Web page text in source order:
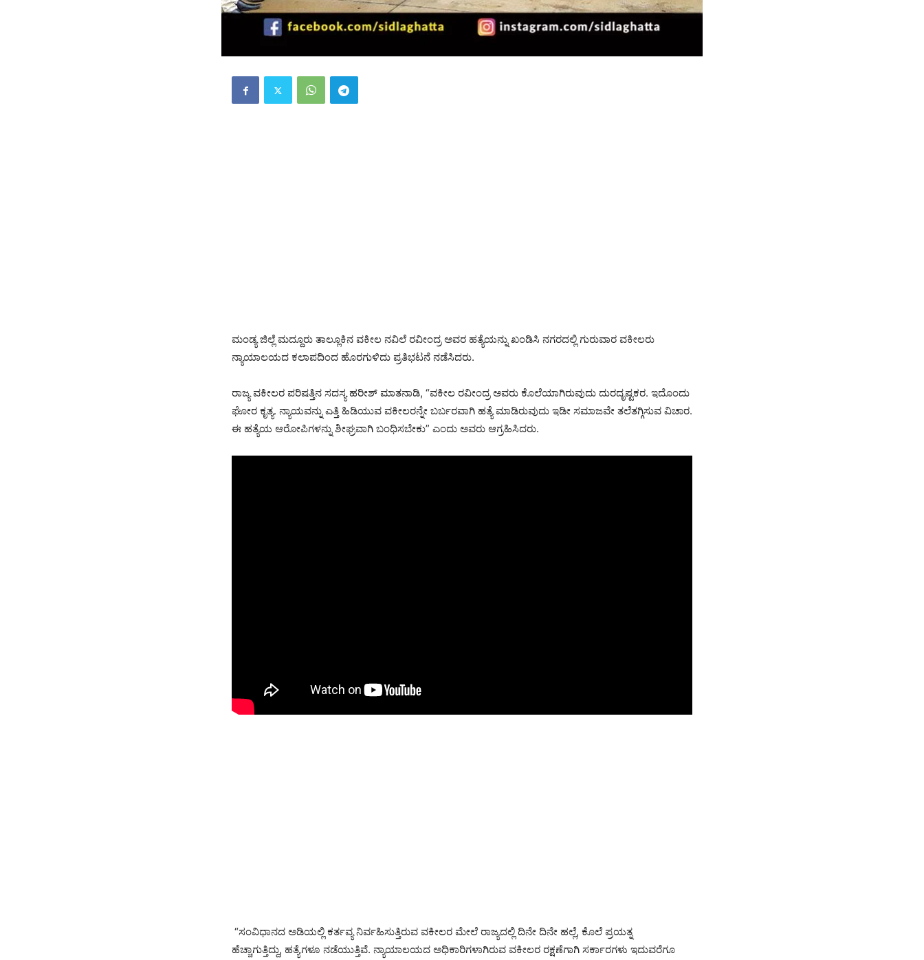
ಮಂಡ್ಯ ಜಿಲ್ಲೆ ಮದ್ದೂರು ತಾಲ್ಲೂಕಿನ ವಕೀಲ ನವಿಲೆ ರವೀಂದ್ರ ಅವರ ಹತ್ಯೆಯನ್ನು ಖಂಡಿಸಿ ನಗರದಲ್ಲಿ ಗುರುವಾರ ವಕೀಲರು
ನ್ಯಾಯಾಲಯದ ಕಲಾಪದಿಂದ ಹೊರಗುಳಿದು ಪ್ರತಿಭಟನೆ ನಡೆಸಿದರು.
ರಾಜ್ಯ ವಕೀಲರ ಪರಿಷತ್ತಿನ ಸದಸ್ಯ ಹರೀಶ್ ಮಾತನಾಡಿ, “ವಕೀಲ ರವೀಂದ್ರ ಅವರು ಕೊಲೆಯಾಗಿರುವುದು ದುರದೃಷ್ಟಕರ. ಇದೊಂದು
ಘೋರ ಕೃತ್ಯ. ನ್ಯಾಯವನ್ನು ಎತ್ತಿ ಹಿಡಿಯುವ ವಕೀಲರನ್ನೇ ಬರ್ಬರವಾಗಿ ಹತ್ಯೆ ಮಾಡಿರುವುದು ಇಡೀ ಸಮಾಜವೇ ತಲೆತಗ್ಗಿಸುವ ವಿಚಾರ.
ಈ ಹತ್ಯೆಯ ಆರೋಪಿಗಳನ್ನು ಶೀಘ್ರವಾಗಿ ಬಂಧಿಸಬೇಕು” ಎಂದು ಅವರು ಆಗ್ರಹಿಸಿದರು.
“ಸಂವಿಧಾನದ ಅಡಿಯಲ್ಲಿ ಕರ್ತವ್ಯ ನಿರ್ವಹಿಸುತ್ತಿರುವ ವಕೀಲರ ಮೇಲೆ ರಾಜ್ಯದಲ್ಲಿ ದಿನೇ ದಿನೇ ಹಲ್ಲೆ, ಕೊಲೆ ಪ್ರಯತ್ನ
ಹೆಚ್ಚಾಗುತ್ತಿದ್ದು, ಹತ್ಯೆಗಳೂ ನಡೆಯುತ್ತಿವೆ. ನ್ಯಾಯಾಲಯದ ಅಧಿಕಾರಿಗಳಾಗಿರುವ ವಕೀಲರ ರಕ್ಷಣೆಗಾಗಿ ಸರ್ಕಾರಗಳು ಇದುವರೆಗೂ